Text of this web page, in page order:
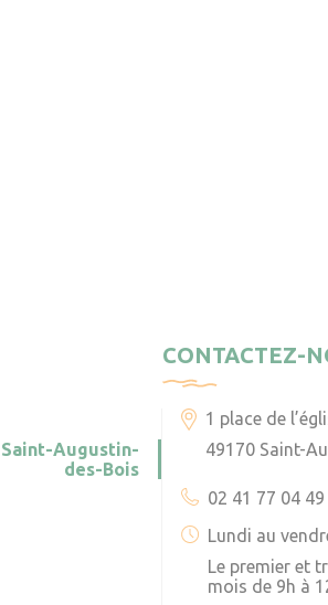
CONTACTEZ-
Saint-Augustin-
des-Bois
1 place de
49170 Saint-
02 41 77 04 49
Lundi au
Le premier et
mois de 9h à